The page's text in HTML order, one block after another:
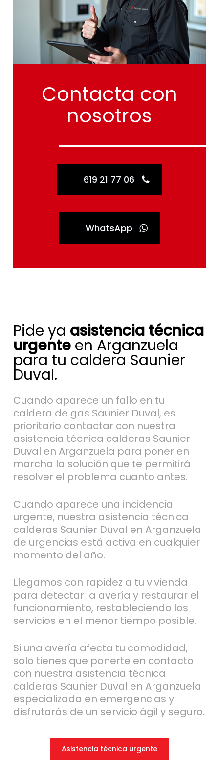
Contacta con
nosotros
619 21 77 06
WhatsApp
Pide ya asistencia técnica
urgenteen Arganzuela
para tu caldera Saunier
Duval.
Cuando aparece un fallo en tu
caldera de gas Saunier Duval, es
prioritario contactar con nuestra
asistencia técnica calderas Saunier
Duval en Arganzuela para poner en
marcha la solución que te permitirá
resolver el problema cuanto antes.
Cuando aparece una incidencia
urgente, nuestra asistencia técnica
calderas Saunier Duval en Arganzuela
de urgencias está activa en cualquier
momento del año.
Llegamos con rapidez a tu vivienda
para detectar la avería y restaurar el
funcionamiento, restableciendo los
servicios en el menor tiempo posible.
Si una avería afecta tu comodidad,
solo tienes que ponerte en contacto
con nuestra asistencia técnica
calderas Saunier Duval en Arganzuela
especializada en emergencias y
disfrutarás de un servicio ágil y seguro.
Asistencia técnica urgente